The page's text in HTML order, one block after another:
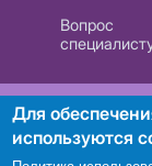
Вопрос
РУП
Для
используются